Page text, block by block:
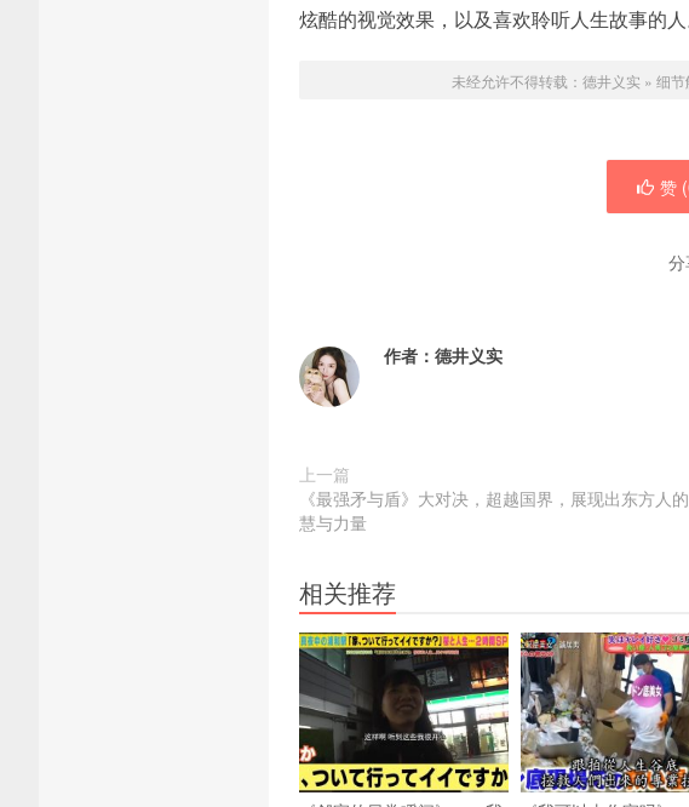
炫酷的视觉效果，以及喜欢聆听人生故事的人
未经允许不得转载： 德井义实 » 细节
赞 (
分
作者： 德井义实
上一篇
《最强矛与盾》大对决，超越国界，展现出东方人
慧与力量
相关推荐